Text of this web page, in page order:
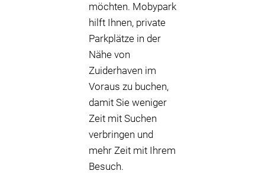
möchten. Mobypark
hilft Ihnen, private
Parkplätze in der
Nähe von
Zuiderhaven im
Voraus zu buchen,
damit Sie weniger
Zeit mit Suchen
verbringen und
mehr Zeit mit Ihrem
Besuch.